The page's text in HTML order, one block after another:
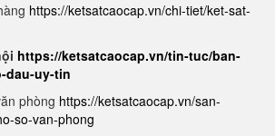
https://ketsatcaocap.vn/chi-tiet/ket-sat-
https://ketsatcaocap.vn/tin-tuc/ban-
dau-uy-tin
phòng https://ketsatcaocap.vn/san-
so-van-phong